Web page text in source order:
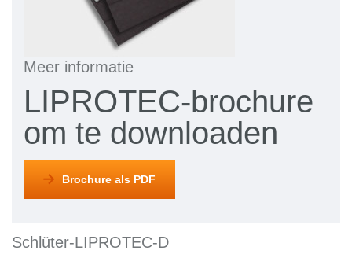
Meer informatie
LIPROTEC-brochure
om te downloaden
Brochure als PDF
Schlüter-LIPROTEC-D